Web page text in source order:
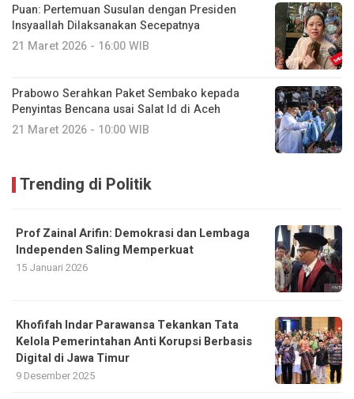
Puan: Pertemuan Susulan dengan Presiden
Insyaallah Dilaksanakan Secepatnya
21 Maret 2026 - 16:00 WIB
Prabowo Serahkan Paket Sembako kepada
Penyintas Bencana usai Salat Id di Aceh
21 Maret 2026 - 10:00 WIB
Trending di Politik
Prof Zainal Arifin: Demokrasi dan Lembaga
Independen Saling Memperkuat
15 Januari 2026
Khofifah Indar Parawansa Tekankan Tata
Kelola Pemerintahan Anti Korupsi Berbasis
Digital di Jawa Timur
9 Desember 2025